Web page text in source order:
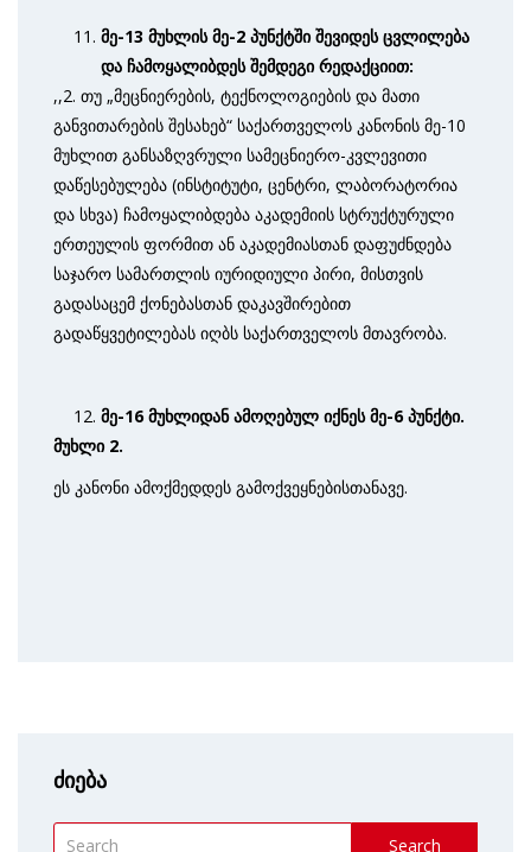
მე-13 მუხლის მე-2 პუნქტში შევიდეს ცვლილება
და ჩამოყალიბდეს შემდეგი რედაქციით:
,,2. თუ „მეცნიერების, ტექნოლოგიების და მათი
განვითარების შესახებ“ საქართველოს კანონის მე-10
მუხლით განსაზღვრული სამეცნიერო-კვლევითი
დაწესებულება (ინსტიტუტი, ცენტრი, ლაბორატორია
და სხვა) ჩამოყალიბდება აკადემიის სტრუქტურული
ერთეულის ფორმით ან აკადემიასთან დაფუძნდება
საჯარო სამართლის იურიდიული პირი, მისთვის
გადასაცემ ქონებასთან დაკავშირებით
გადაწყვეტილებას იღბს საქართველოს მთავრობა.
მე-16 მუხლიდან ამოღებულ იქნეს მე-6 პუნქტი.
მუხლი 2.
ეს კანონი ამოქმედდეს გამოქვეყნებისთანავე.
ძიება
Search